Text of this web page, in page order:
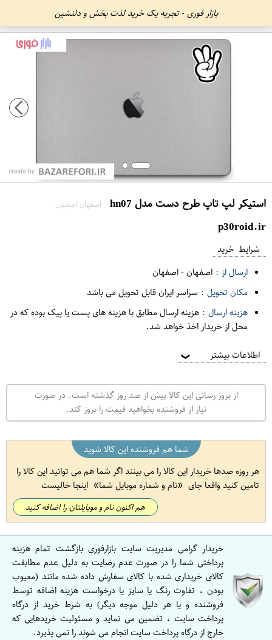
بازار فوری - تجربه یک خرید لذت بخش و دلنشین
استیکر لپ تاپ طرح دست مدل hn07 اصفهان اصفهان
p30roid.ir
شرایط خرید
ارسال از : اصفهان-اصفهان
مکان تحویل : سراسر ایران قابل تحویل می باشد
هزینه ارسال : هزینه ارسال مطابق با هزینه های پست یا پیک بوده که در
محل از خریدار اخذ خواهد شد.
اطلاعات بیشتر ❯
از بروز رسانی این کالا بیش از صد روز گذشته است. در صورت
نیاز از فروشنده بخواهید قیمت را بروز کند.
شما هم فروشنده این کالا شوید
هر روزه صدها خریدار این کالا را می بینند اگر شما هم می توانید این کالا را
تامین کنید واقعا جای
نام و شماره موبایل شما اینجا خالیست
هم اکنون نام و موبایلتان را اضافه کنید
خریدار گرامی مدیریت سایت بازارفوری بازگشت تمام هزینه
پرداختی شما را در صورت عدم رضایت به دلیل عدم مطابقت
کالای خریداری شده با کالای سفارش داده شده مانند (معیوب
بودن ، تفاوت رنگ یا سایز یا درخواست هزینه اضافه توسط
فروشنده و یا هر دلیل موجه دیگر) به شرط خرید از درگاه
پرداخت سایت ، تضمین می نماید و مسئولیت خریدهایی که
خارج از درگاه پرداخت سایت انجام می شوند را نمی پذیرد.